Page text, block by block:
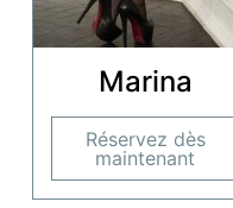
Marina
Réservez dès
maintenant